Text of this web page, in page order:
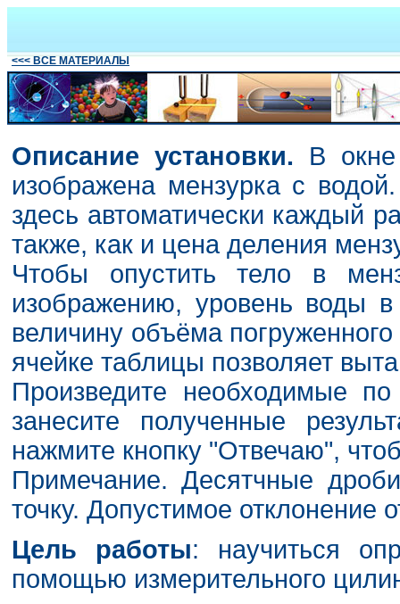
<<< ВСЕ МАТЕРИАЛЫ
Описание установки. В
изображена мензурка с
здесь автоматически каждый
также, как и цена деления
Чтобы опустить тело в
изображению, уровень воды
величину объёма
ячейке таблицы позволяет
Произведите необходимые
занесите полученные
нажмите кнопку "Отвечаю",
Примечание. Десятчные
точку. Допустимое отклонение
Цель работы: научиться
помощью измерительного